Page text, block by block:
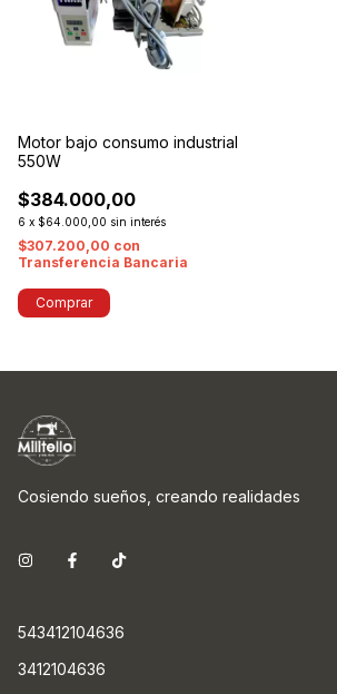
Motor bajo consumo industrial
550W
$384.000,00
6 x $64.000,00 sin interés
$307.200,00 con
Transferencia Bancaria
Cosiendo sueños, creando realidades
543412104636
3412104636